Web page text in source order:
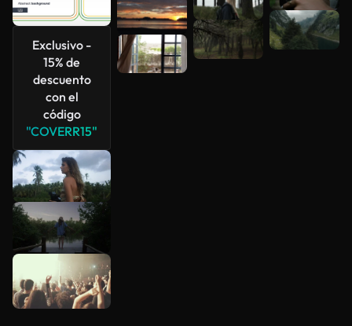
Exclusivo -
15% de
descuento
con el
código
"COVERR15"